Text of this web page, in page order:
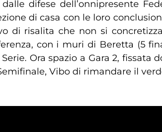
difese dell’onnipresente
di casa con le loro
di risalita che non si
con i muri di Beretta (5
Ora spazio a Gara 2, fissata
Vibo di rimandare il